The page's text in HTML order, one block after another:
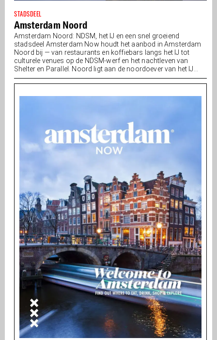
STADSDEEL
Amsterdam Noord
Amsterdam Noord: NDSM, het IJ en een snel groeiend
stadsdeel Amsterdam Now houdt het aanbod in Amsterdam
Noord bij — van restaurants en koffiebars langs het IJ tot
culturele venues op de NDSM-werf en het nachtleven van
Shelter en Parallel. Noord ligt aan de noordoever van het IJ...